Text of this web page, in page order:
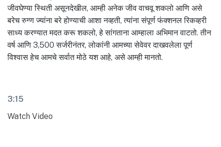
जीवघेण्या स्थिती असूनदेखील, आम्ही अनेक जीव वाचवू शकलो आणि असे
बरेच रुग्ण ज्यांना बरे होण्याची आशा नव्हती, त्यांना संपूर्ण फंक्शनल रिकव्हरी
साध्य करण्यात मदत करू शकलो, हे सांगताना आम्हाला अभिमान वाटतो. तीन
वर्ष आणि 3,500 सर्जरीनंतर, लोकांनी आमच्या सेवेवर दाखवलेला पूर्ण
विश्वास हेच आमचे सर्वात मोठे यश आहे, असे आम्ही मानतो.
3:15
Watch Video